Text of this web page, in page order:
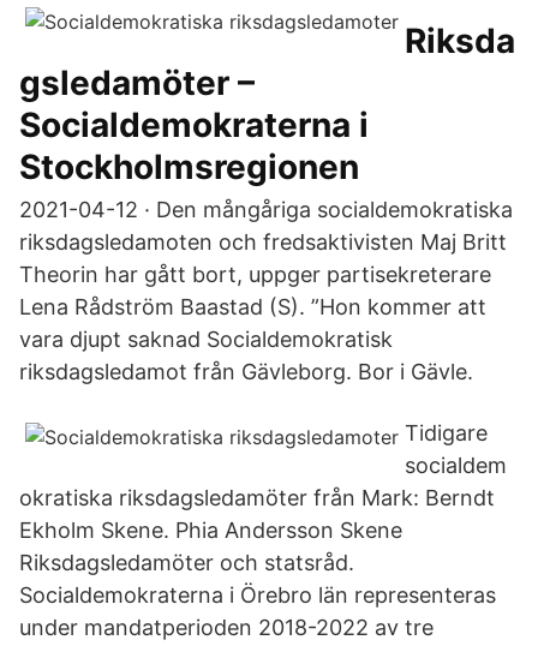
Riksda
gsledamöter –
Socialdemokraterna i
Stockholmsregionen
2021-04-12 · Den mångåriga socialdemokratiska
riksdagsledamoten och fredsaktivisten Maj Britt
Theorin har gått bort, uppger partisekreterare
Lena Rådström Baastad (S). ”Hon kommer att
vara djupt saknad Socialdemokratisk
riksdagsledamot från Gävleborg. Bor i Gävle.
Tidigare
socialdem
okratiska riksdagsledamöter från Mark: Berndt
Ekholm Skene. Phia Andersson Skene
Riksdagsledamöter och statsråd.
Socialdemokraterna i Örebro län representeras
under mandatperioden 2018-2022 av tre